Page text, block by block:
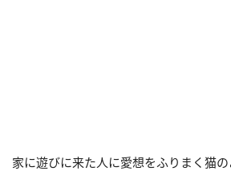
家に遊びに来た人に愛想をふりまく猫